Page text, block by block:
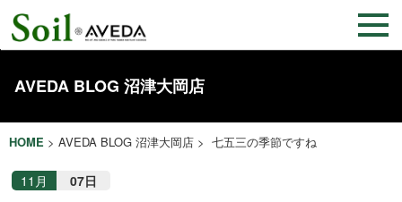
AVEDA BLOG 沼津大岡店
HOME > AVEDA BLOG 沼津大岡店 > 七五三の季節ですね
11月 07日